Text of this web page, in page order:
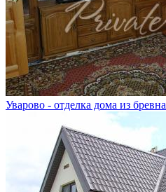
Уварово - отделка дома из бревна